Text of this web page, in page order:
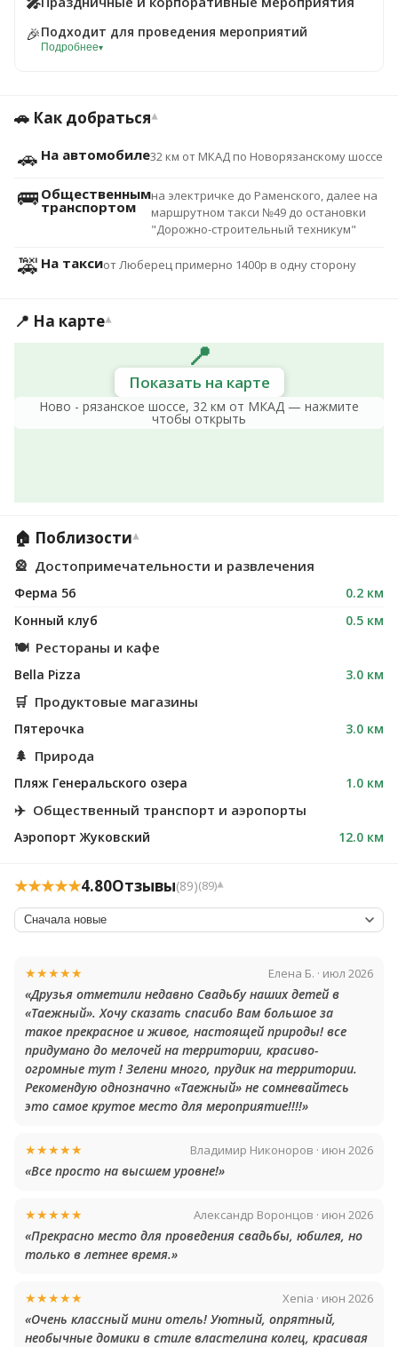
🎉Подходит для проведения мероприятий
Подробнее▾
🚗 Как добраться▾
🚗 На автомобиле32 км от МКАД по Новорязанскому шоссе
🚌 Общественным
транспортом
на электричке до Раменского, далее на
маршрутном такси №49 до остановки
"Дорожно-строительный техникум"
🚕 На таксиот Люберец примерно 1400р в одну сторону
📍 На карте▾
📍
Показать на карте
Ново - рязанское шоссе, 32 км от МКАД — нажмите
чтобы открыть
🏠 Поблизости▾
🎡 Достопримечательности и развлечения
Ферма 56
0.2 км
Конный клуб
0.5 км
🍽 Рестораны и кафе
Bella Pizza 3.0 км
🛒 Продуктовые магазины
Пятерочка 3.0 км
🌲 Природа
Пляж Генеральского озера 1.0 км
✈️ Общественный транспорт и аэропорты
Аэропорт Жуковский 12.0 км
★★★★★4.80Отзывы(89)(89)▾
★★★★★ Елена Б. · июл 2026
«Друзья отметили недавно Свадьбу наших детей в
«Таежный». Хочу сказать спасибо Вам большое за
такое прекрасное и живое, настоящей природы! все
придумано до мелочей на территории, красиво-
огромные тут ! Зелени много, прудик на территории.
Рекомендую однозначно «Таежный» не сомневайтесь
это самое крутое место для мероприятие!!!!»
★★★★★ Владимир Никоноров · июн 2026
«Все просто на высшем уровне!»
★★★★★ Александр Воронцов · июн 2026
«Прекрасно место для проведения свадьбы, юбилея, но
только в летнее время.»
★★★★★ Xenia · июн 2026
«Очень классный мини отель! Уютный, опрятный,
необычные домики в стиле властелина колец, красивая